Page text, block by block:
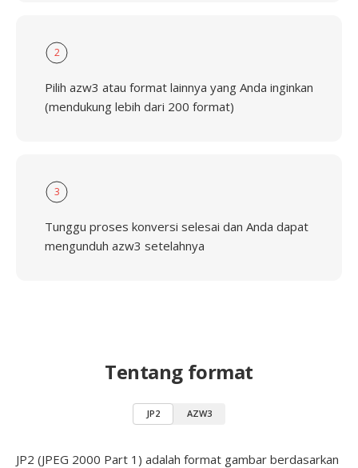
2
Pilih azw3 atau format lainnya yang Anda inginkan
(mendukung lebih dari 200 format)
3
Tunggu proses konversi selesai dan Anda dapat
mengunduh azw3 setelahnya
Tentang format
JP2 AZW3
JP2 (JPEG 2000 Part 1) adalah format gambar berdasarkan